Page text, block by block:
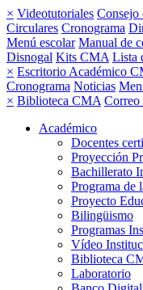
× Videotutoriales Consejo
Circulares Cronograma
Menú escolar Manual de
Disnogal Kits CMA Lista
× Escritorio Académico
Cronograma Noticias
× Biblioteca CMA
Académico
Docentes
Proyección
Bachillerato
Programa de
Proyecto
Bilingüismo
Programas
Vídeo
Biblioteca
Laboratorio